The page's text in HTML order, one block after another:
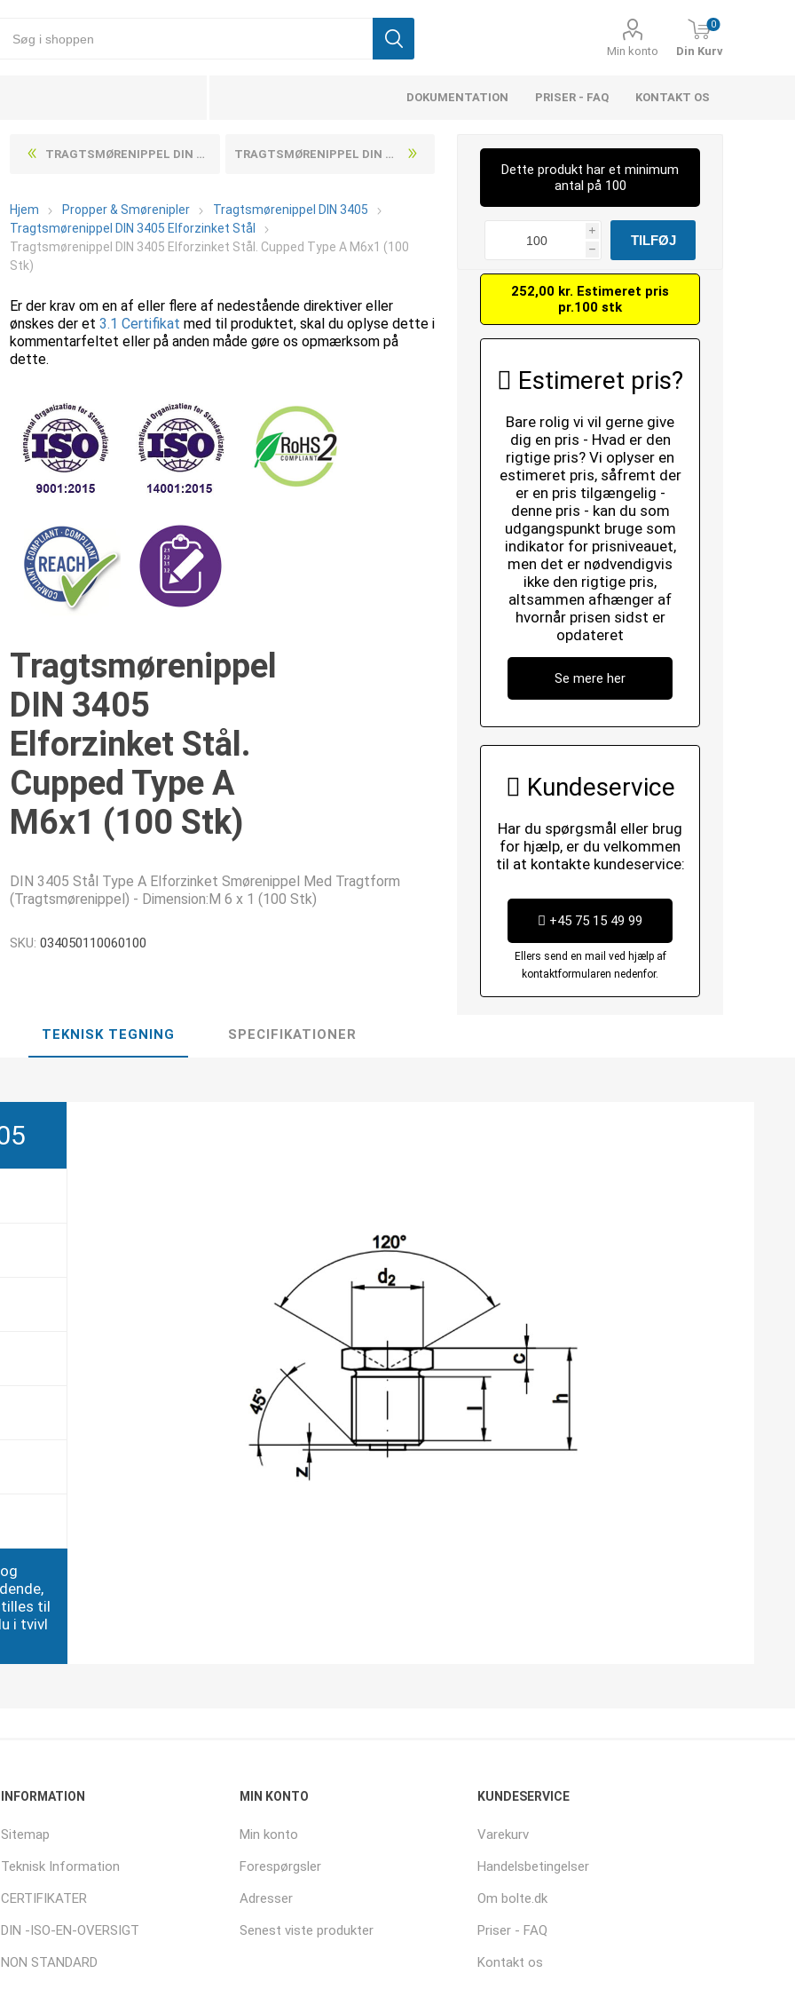
Min konto
0
Din Kurv
DOKUMENTATION PRISER - FAQ KONTAKT OS
TRAGTSMØRENIPPEL DIN 3405 ELFORZINKET STÅL. CUPPED TYPE A M8X1 (100 STK) TRAGTSMØRENIPPEL DIN 3405 ELFORZINKET STÅL. CUPPED TYPE A M8X1 (100 STK)
Hjem Propper & Smørenipler
Tragtsmørenippel DIN 3405
Tragtsmørenippel DIN 3405 Elforzinket Stål
Tragtsmørenippel DIN 3405 Elforzinket Stål. Cupped Type A M6x1 (100
Stk)
Er der krav om en af eller flere af nedestående direktiver eller
ønskes der et3.1 Certifikat med til produktet, skal du oplyse dette i
kommentarfeltet eller på anden måde gøre os opmærksom på
dette.
Tragtsmørenippel
DIN 3405
Elforzinket Stål.
Cupped Type A
M6x1 (100 Stk)
DIN 3405 Stål Type A Elforzinket Smørenippel Med Tragtform
(Tragtsmørenippel) - Dimension:M 6 x 1 (100 Stk)
SKU: 034050110060100
Dette produkt har et minimum
antal på 100
i
h
252,00 kr. Estimeret pris
pr.100 stk
Estimeret pris?
Bare rolig vi vil gerne give
dig en pris - Hvad er den
rigtige pris? Vi oplyser en
estimeret pris, såfremt der
er en pris tilgængelig -
denne pris - kan du som
udgangspunkt bruge som
indikator for prisniveauet,
men det er nødvendigvis
ikke den rigtige pris,
altsammen afhænger af
hvornår prisen sidst er
opdateret
Se mere her
Kundeservice
Har du spørgsmål eller brug
for hjælp, er du velkommen
til at kontakte kundeservice:
+45 75 15 49 99
Ellers send en mail ved hjælp af
kontaktformularen nedenfor.
TEKNISK TEGNING SPECIFIKATIONER
til
i tvivl
INFORMATION
Sitemap
Teknisk Information
CERTIFIKATER
DIN -ISO-EN-OVERSIGT
NON STANDARD
MIN KONTO
Min konto
Forespørgsler
Adresser
Senest viste produkter
KUNDESERVICE
Varekurv
Handelsbetingelser
Om bolte.dk
Priser - FAQ
Kontakt os